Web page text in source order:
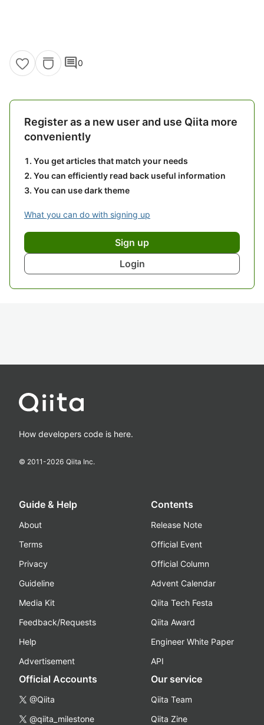
comment0
Register as a new user and use Qiita more
conveniently
You get articles that match your needs
You can efficiently read back useful information
You can use dark theme
What you can do with signing up
Sign up
Login
How developers code is here.
© 2011-2026 Qiita Inc.
Guide & Help
About
Terms
Privacy
Guideline
Media Kit
Feedback/Requests
Help
Advertisement
Contents
Release Note
Official Event
Official Column
Advent Calendar
Qiita Tech Festa
Qiita Award
Engineer White Paper
API
Official Accounts
@Qiita
@qiita_milestone
Our service
Qiita Team
Qiita Zine